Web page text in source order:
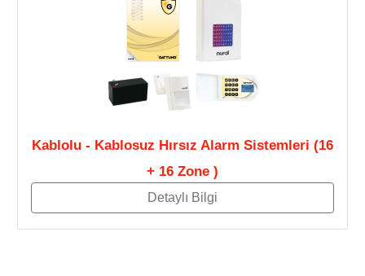
Kablolu - Kablosuz Hırsız Alarm Sistemleri (16
+ 16 Zone )
Detaylı Bilgi